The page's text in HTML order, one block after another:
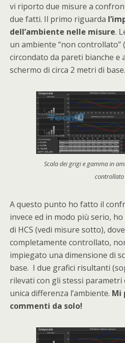
vi riporto due misure a
due fatti. Il primo riguarda
dell’ambiente nelle misure.
un ambiente “non controllato”
circondato da pareti bianche e
schermo di circa 2 metri di base.
Scala dei grigi e gamma in
controllato
A questo punto ho fatto il
invece ed in modo più serio,
di HCS (vedi misure sotto),
completamente controllato,
impiegato una dimensione di
base. I due grafici risultanti
rilevati con gli stessi
unica differenza l’ambiente. Mi
commenti da solo!